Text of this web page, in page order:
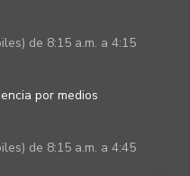
de 8:15 a.m. a 4:15
por medios
de 8:15 a.m. a 4:45